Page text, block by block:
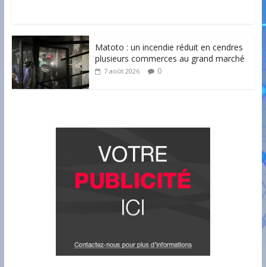
Matoto : un incendie réduit en cendres
plusieurs commerces au grand marché
7 août 2026 0